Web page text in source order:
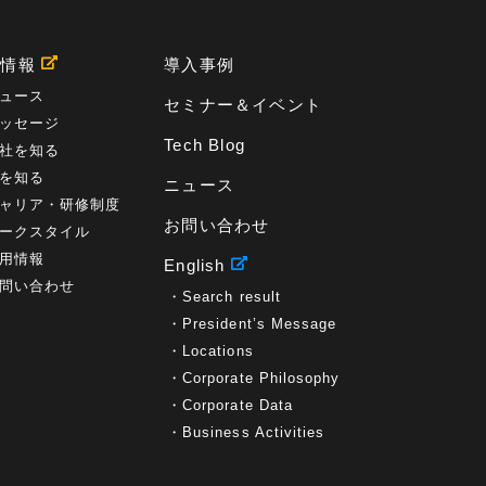
報
ース
セージ
を知る
知る
リア・研修制度
クスタイル
情報
い合わせ
導入事例
セミナー＆イベント
Tech Blog
ニュース
お問い合わせ
English
Search result
President’s Message
Locations
Corporate Philosophy
Corporate Data
Business Activities